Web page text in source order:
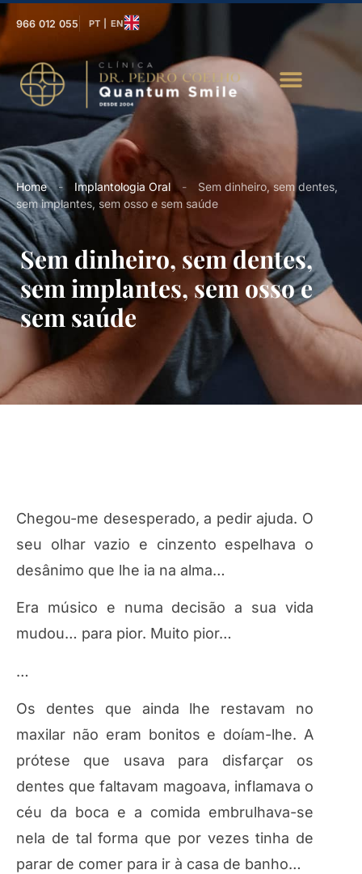
966 012 055 PT | EN
Home - Implantologia Oral -
Sem dinheiro, sem dentes,
sem implantes, sem osso e sem saúde
Sem dinheiro, sem dentes,
sem implantes, sem osso e
sem saúde
Chegou-me desesperado, a pedir ajuda. O
seu olhar vazio e cinzento espelhava o
desânimo que lhe ia na alma…
Era músico e numa decisão a sua vida
mudou… para pior. Muito pior…
…
Os dentes que ainda lhe restavam no
maxilar não eram bonitos e doíam-lhe. A
prótese que usava para disfarçar os
dentes que faltavam magoava, inflamava o
céu da boca e a comida embrulhava-se
nela de tal forma que por vezes tinha de
parar de comer para ir à casa de banho…